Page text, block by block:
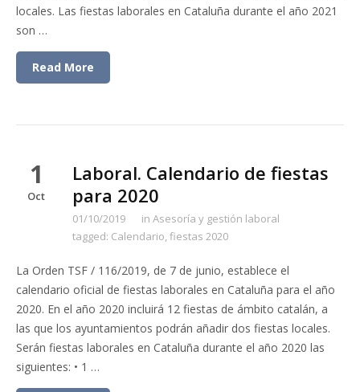
locales. Las fiestas laborales en Cataluña durante el año 2021
son …
Read More
1
Oct
Laboral. Calendario de fiestas
para 2020
01/10/2019 in Asesoría y gestión laboral
tagged: Calendario,fiestas 2020
La Orden TSF / 116/2019, de 7 de junio, establece el
calendario oficial de fiestas laborales en Cataluña para el año
2020. En el año 2020 incluirá 12 fiestas de ámbito catalán, a
las que los ayuntamientos podrán añadir dos fiestas locales.
Serán fiestas laborales en Cataluña durante el año 2020 las
siguientes: • 1 …